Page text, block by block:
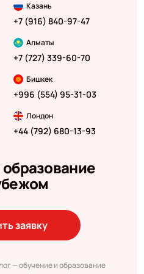
Казань
+7 (916) 840-97-47
Алматы
+7 (727) 339-60-70
Бишкек
+996 (554) 95-31-03
Лондон
+44 (792) 680-13-93
заявку
— обучение и образование